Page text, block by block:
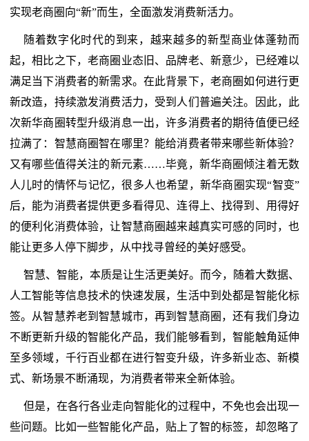
实现老商圈向“新”而生，全面激发消费新活力。
随着数字化时代的到来，越来越多的新型商业体蓬勃而
起，相比之下，老商圈业态旧、品牌老、新意少，已经难以
满足当下消费者的新需求。在此背景下，老商圈如何进行更
新改造，持续激发消费活力，受到人们普遍关注。因此，此
次新华商圈转型升级消息一出，许多消费者的期待值便已经
拉满了：智慧商圈智在哪里？能给消费者带来哪些新体验？
又有哪些值得关注的新元素……毕竟，新华商圈倾注着无数
人儿时的情怀与记忆，很多人也希望，新华商圈实现“智变”
后，能为消费者提供更多看得见、连得上、找得到、用得好
的便利化消费体验，让智慧商圈越来越真实可感的同时，也
能让更多人停下脚步，从中找寻曾经的美好感受。
智慧、智能，本质是让生活更美好。而今，随着大数据、
人工智能等信息技术的快速发展，生活中到处都是智能化标
签。从智慧养老到智慧城市，再到智慧商圈，还有我们身边
不断更新升级的智能化产品，我们能够看到，智能触角延伸
至多领域，千行百业都在进行智变升级，许多新业态、新模
式、新场景不断涌现，为消费者带来全新体验。
但是，在各行各业走向智能化的过程中，不免也会出现一
些问题。比如一些智能化产品，贴上了智的标签，却忽略了